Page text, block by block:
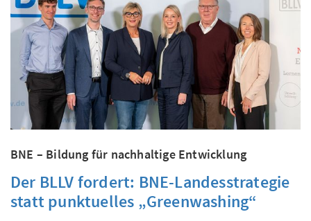
BNE – Bildung für nachhaltige Entwicklung
Der BLLV fordert: BNE-Landesstrategie
statt punktuelles „Greenwashing“